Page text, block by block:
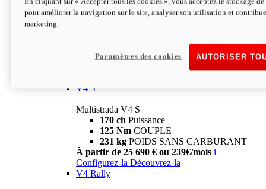
V4
229 KgPOIDS SANS CARBURANT
V4 S
Multistrada V4 S
170 ch Puissance
125 Nm COUPLE
231 kg POIDS SANS CARBURANT
À partir de 25 690 € ou 239€/mois i
Configurez-la Découvrez-la
V4 Rally
pour améliorer la navigation sur le site, analyser son utilisation et
marketing.
AUTORISER
Paramètres des cookies